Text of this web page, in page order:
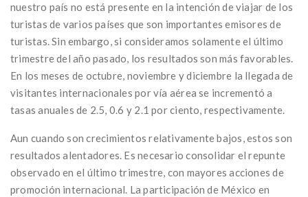
nuestro país no está presente en la intención de viajar de los
turistas de varios países que son importantes emisores de
turistas. Sin embargo, si consideramos solamente el último
trimestre del año pasado, los resultados son más favorables.
En los meses de octubre, noviembre y diciembre la llegada de
visitantes internacionales por vía aérea se incrementó a
tasas anuales de 2.5, 0.6 y 2.1 por ciento, respectivamente.
Aun cuando son crecimientos relativamente bajos, estos son
resultados alentadores. Es necesario consolidar el repunte
observado en el último trimestre, con mayores acciones de
promoción internacional. La participación de México en